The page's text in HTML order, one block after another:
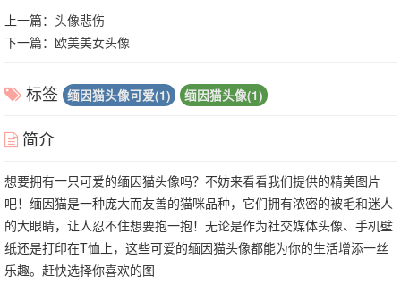
上一篇： 头像悲伤
下一篇： 欧美美女头像
标签 缅因猫头像可爱(1) 缅因猫头像(1)
简介
想要拥有一只可爱的缅因猫头像吗？不妨来看看我们提供的精美图片
吧！缅因猫是一种庞大而友善的猫咪品种，它们拥有浓密的被毛和迷人
的大眼睛，让人忍不住想要抱一抱！无论是作为社交媒体头像、手机壁
纸还是打印在T恤上，这些可爱的缅因猫头像都能为你的生活增添一丝
乐趣。赶快选择你喜欢的图